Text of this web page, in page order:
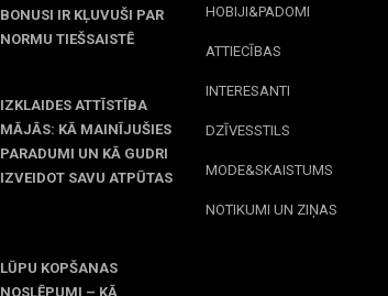
BONUSI IR KĻUVUŠI PAR
NORMU TIEŠSAISTĒ
IZKLAIDES ATTĪSTĪBA
MĀJĀS: KĀ MAINĪJUŠIES
PARADUMI UN KĀ GUDRI
IZVEIDOT SAVU ATPŪTAS
LŪPU KOPŠANAS
NOSLĒPUMI – KĀ
HOBIJI&PADOMI
ATTIECĪBAS
INTERESANTI
DZĪVESSTILS
MODE&SKAISTUMS
NOTIKUMI UN ZIŅAS